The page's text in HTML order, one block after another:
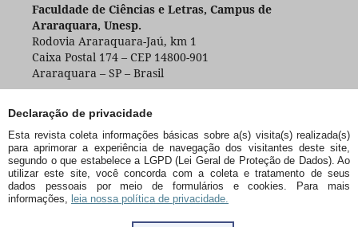
Declaração de privacidade
Esta revista coleta informações básicas sobre a(s) visita(s) realizada(s)
para aprimorar a experiência de navegação dos visitantes deste site,
segundo o que estabelece a LGPD (Lei Geral de Proteção de Dados). Ao
utilizar este site, você concorda com a coleta e tratamento de seus
dados pessoais por meio de formulários e cookies. Para mais
informações, leia nossa política de privacidade.
Faculdade de Ciências e Letras, Campus de
Araraquara, Unesp.
Rodovia Araraquara-Jaú, km 1
Caixa Postal 174 – CEP 14800-901
Araraquara – SP – Brasil